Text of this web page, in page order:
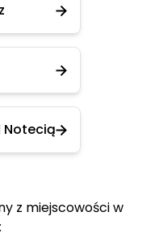
Notecią
z miejscowości w